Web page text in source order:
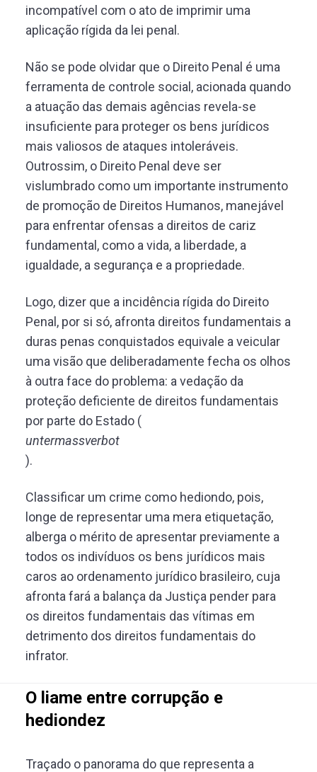
incompatível com o ato de imprimir uma
aplicação rígida da lei penal.
Não se pode olvidar que o Direito Penal é uma
ferramenta de controle social, acionada quando
a atuação das demais agências revela-se
insuficiente para proteger os bens jurídicos
mais valiosos de ataques intoleráveis.
Outrossim, o Direito Penal deve ser
vislumbrado como um importante instrumento
de promoção de Direitos Humanos, manejável
para enfrentar ofensas a direitos de cariz
fundamental, como a vida, a liberdade, a
igualdade, a segurança e a propriedade.
Logo, dizer que a incidência rígida do Direito
Penal, por si só, afronta direitos fundamentais a
duras penas conquistados equivale a veicular
uma visão que deliberadamente fecha os olhos
à outra face do problema: a vedação da
proteção deficiente de direitos fundamentais
por parte do Estado (
untermassverbot
).
Classificar um crime como hediondo, pois,
longe de representar uma mera etiquetação,
alberga o mérito de apresentar previamente a
todos os indivíduos os bens jurídicos mais
caros ao ordenamento jurídico brasileiro, cuja
afronta fará a balança da Justiça pender para
os direitos fundamentais das vítimas em
detrimento dos direitos fundamentais do
infrator.
O liame entre corrupção e
hediondez
Traçado o panorama do que representa a